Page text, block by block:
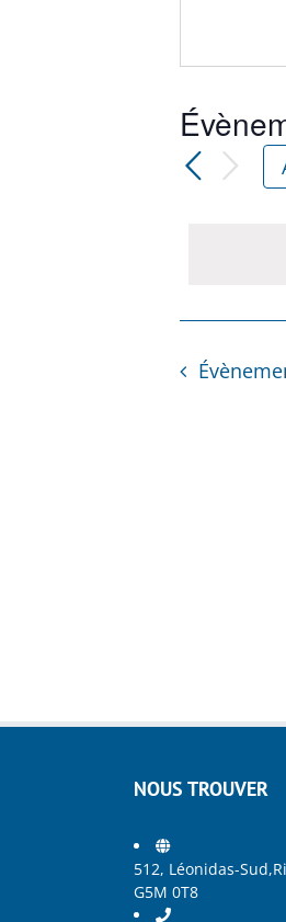
NOUS TROUVER
512, Léonidas-
G5M 0T8